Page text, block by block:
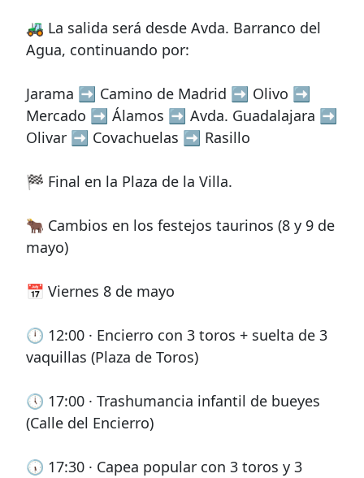
🚜 La salida será desde Avda. Barranco del
Agua, continuando por:
Jarama ➡️ Camino de Madrid ➡️ Olivo ➡️
Mercado ➡️ Álamos ➡️ Avda. Guadalajara ➡️
Olivar ➡️ Covachuelas ➡️ Rasillo
🏁 Final en la Plaza de la Villa.
🐂 Cambios en los festejos taurinos (8 y 9 de
mayo)
📅 Viernes 8 de mayo
🕛 12:00 · Encierro con 3 toros + suelta de 3
vaquillas (Plaza de Toros)
🕔 17:00 · Trashumancia infantil de bueyes
(Calle del Encierro)
🕠 17:30 · Capea popular con 3 toros y 3